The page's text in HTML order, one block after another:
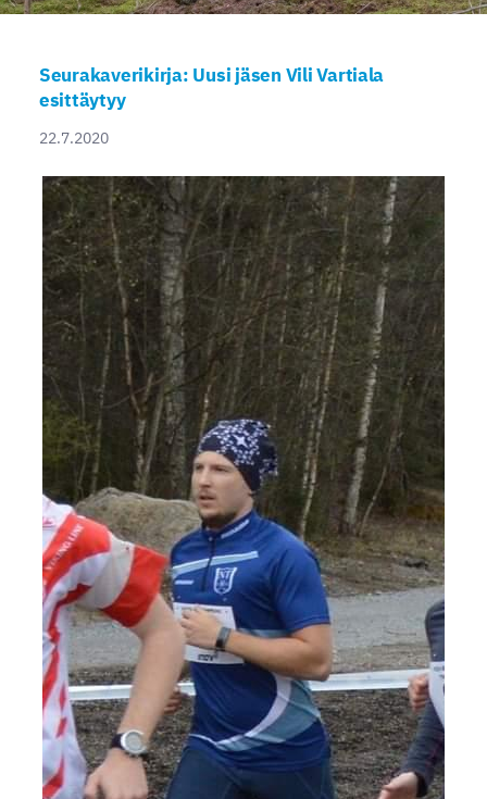
Seurakaverikirja: Uusi jäsen Vili Vartiala
esittäytyy
22.7.2020